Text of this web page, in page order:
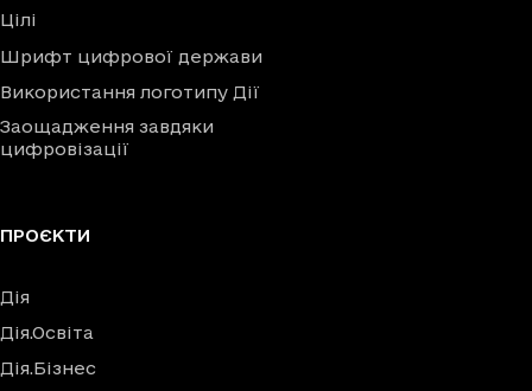
Цілі
Шрифт цифрової держави
Використання логотипу Дії
Заощадження завдяки
цифровізації
ПРОЄКТИ
Дія
Дія.Освіта
Дія.Бізнес